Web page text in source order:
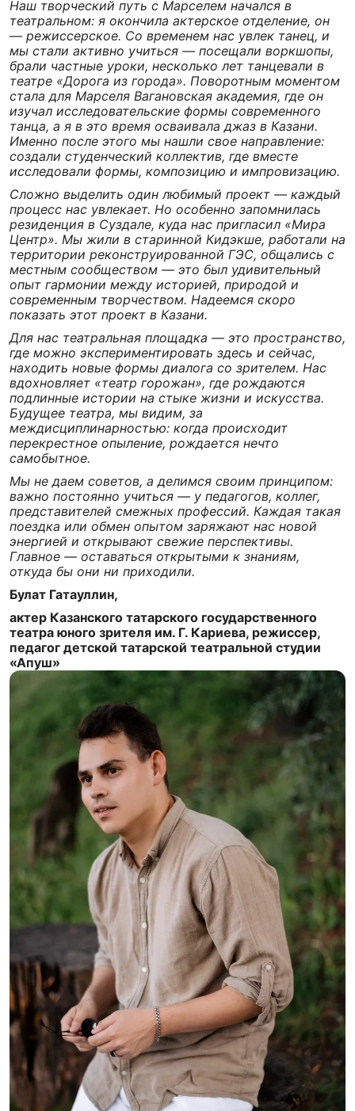
Наш творческий путь с Марселем начался в
театральном: я окончила актерское отделение, он
— режиссерское. Со временем нас увлек танец, и
мы стали активно учиться — посещали воркшопы,
брали частные уроки, несколько лет танцевали в
театре «Дорога из города». Поворотным моментом
стала для Марселя Вагановская академия, где он
изучал исследовательские формы современного
танца, а я в это время осваивала джаз в Казани.
Именно после этого мы нашли свое направление:
создали студенческий коллектив, где вместе
исследовали формы, композицию и импровизацию.
Сложно выделить один любимый проект — каждый
процесс нас увлекает. Но особенно запомнилась
резиденция в Суздале, куда нас пригласил «Мира
Центр». Мы жили в старинной Кидэкше, работали на
территории реконструированной ГЭС, общались с
местным сообществом — это был удивительный
опыт гармонии между историей, природой и
современным творчеством. Надеемся скоро
показать этот проект в Казани.
Для нас театральная площадка — это пространство,
где можно экспериментировать здесь и сейчас,
находить новые формы диалога со зрителем. Нас
вдохновляет «театр горожан», где рождаются
подлинные истории на стыке жизни и искусства.
Будущее театра, мы видим, за
междисциплинарностью: когда происходит
перекрестное опыление, рождается нечто
самобытное.
Мы не даем советов, а делимся своим принципом:
важно постоянно учиться — у педагогов, коллег,
представителей смежных профессий. Каждая такая
поездка или обмен опытом заряжают нас новой
энергией и открывают свежие перспективы.
Главное — оставаться открытыми к знаниям,
откуда бы они ни приходили.
Булат Гатауллин,
актер Казанского татарского государственного
театра юного зрителя им. Г. Кариева, режиссер,
педагог детской татарской театральной студии
«Апуш»